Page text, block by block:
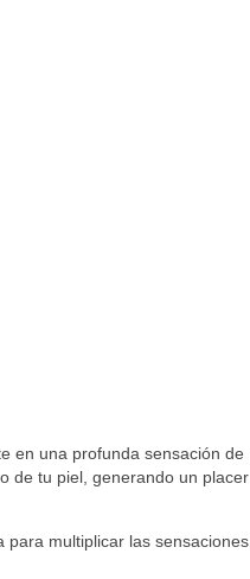
en una profunda sensación de
de tu piel, generando un placer
multiplicar las sensaciones,